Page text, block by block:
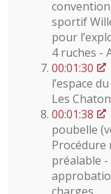
sportif
pour
4 ruches -
00:01:30
l’espace
Les
00:01:38
poubelle
Procédure
préalable